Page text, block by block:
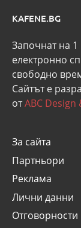
KAFENE.BG
Започнат на 1
eлектронно
свободно
Сайтът е
отABC
За сайта
Партньори
Реклама
Лични данни
Отговорности